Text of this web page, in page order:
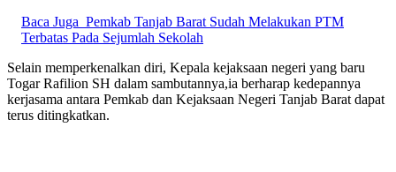
Baca Juga Pemkab Tanjab Barat Sudah Melakukan PTM
Terbatas Pada Sejumlah Sekolah
Selain memperkenalkan diri, Kepala kejaksaan negeri yang baru
Togar Rafilion SH dalam sambutannya,ia berharap kedepannya
kerjasama antara Pemkab dan Kejaksaan Negeri Tanjab Barat dapat
terus ditingkatkan.